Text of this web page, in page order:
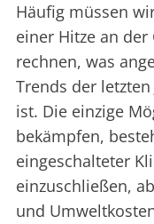
Häufig müssen
einer Hitze an der
rechnen, was
Trends der
ist. Die einzige
bekämpfen,
eingeschalteter
einzuschließen,
und